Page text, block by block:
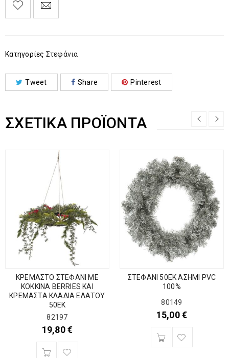
Κατηγορίες Στεφάνια
Tweet Share Pinterest
ΣΧΕΤΙΚΆ ΠΡΟΪΌΝΤΑ
ΚΡΕΜΑΣΤΟ ΣΤΕΦΑΝΙ ΜΕ
ΚΟΚΚΙΝΑ BERRIES ΚΑΙ
ΚΡΕΜΑΣΤΑ ΚΛΑΔΙΑ ΕΛΑΤΟΥ
50ΕΚ
82197
19,80€
ΣΤΕΦΑΝΙ 50ΕΚ ΑΣΗΜΙ PVC
100%
80149
15,00€